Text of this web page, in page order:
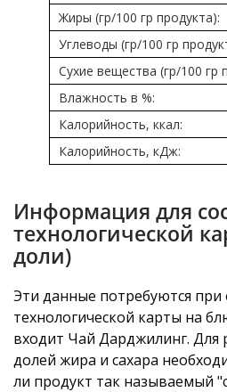
Жиры (гр/100 гр продукта):
Углеводы (гр/100 гр
Сухие вещества (гр/100 гр
Влажность в %:
Калорийность, ккал:
Калорийность, кДж:
Информация для
технологической
доли)
Эти данные потребуются
технологической карты на
входит Чай Дарджилинг. Для
долей жира и сахара
ли продукт так называемый